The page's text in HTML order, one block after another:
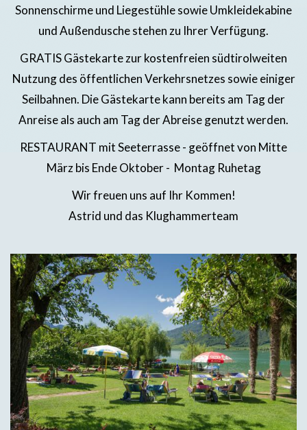
Sonnenschirme und Liegestühle sowie Umkleidekabine
und Außendusche stehen zu Ihrer Verfügung.
GRATIS Gästekarte zur kostenfreien südtirolweiten
Nutzung des öffentlichen Verkehrsnetzes sowie einiger
Seilbahnen. Die Gästekarte kann bereits am Tag der
Anreise als auch am Tag der Abreise genutzt werden.
RESTAURANT mit Seeterrasse - geöffnet von Mitte
März bis Ende Oktober - Montag Ruhetag
Wir freuen uns auf Ihr Kommen!
Astrid und das Klughammerteam